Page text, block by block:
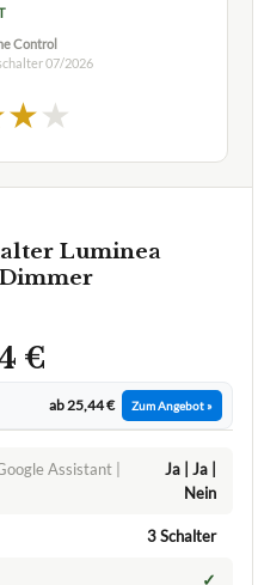
Control
07/2026
★★
Luminea
€
ab 25,44 € Zum Angebot »
Assistant |
Ja | Ja |
Nein
3 Schalter
✓